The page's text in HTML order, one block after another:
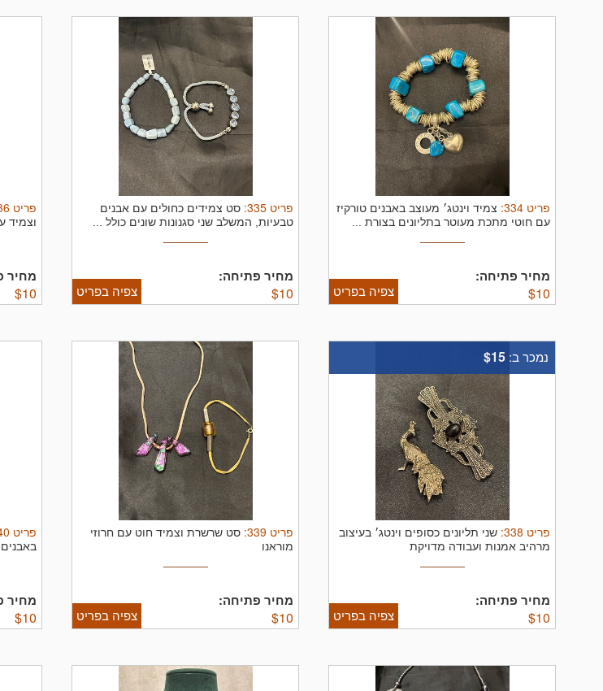
פריט 334
: צמיד וינטג׳ מעוצב באבנים טורקיז
עם חוטי מתכת מעוטר בתליונים בצורת ...
מחיר פתיחה:
$10 צפיה בפריט
פריט 335
: סט צמידים כחולים עם אבנים
טבעיות, המשלב שני סגנונות שונים כולל ...
מחיר פתיחה:
$10 צפיה בפריט
פריט
וצמיד
מחיר
$10
נמכר ב: $15
פריט 338
: שני תליונים כסופים וינטג׳ בעיצוב
מרהיב אמנות ועבודה מדויקת
מחיר פתיחה:
$10 צפיה בפריט
פריט 339
: סט שרשרת וצמיד חוט עם חרוזי
מוראנו
מחיר פתיחה:
$10 צפיה בפריט
פריט
מחיר
$10